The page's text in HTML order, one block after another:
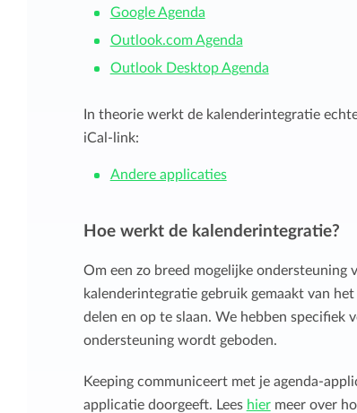
Google Agenda
Outlook.com Agenda
Outlook Desktop Agenda
In theorie werkt de kalenderintegratie
iCal-link:
Andere applicaties
Hoe werkt de kalenderintegratie?
Om een zo breed mogelijke ondersteuning
kalenderintegratie gebruik gemaakt van
delen en op te slaan. We hebben specifiek
ondersteuning wordt geboden.
Keeping communiceert met je agenda-
applicatie doorgeeft. Lees hiermeer over